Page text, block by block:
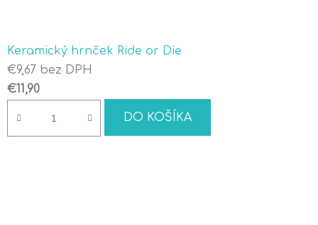
Keramický hrnček Ride or Die
€9,67 bez DPH
€11,90
DO KOŠÍKA